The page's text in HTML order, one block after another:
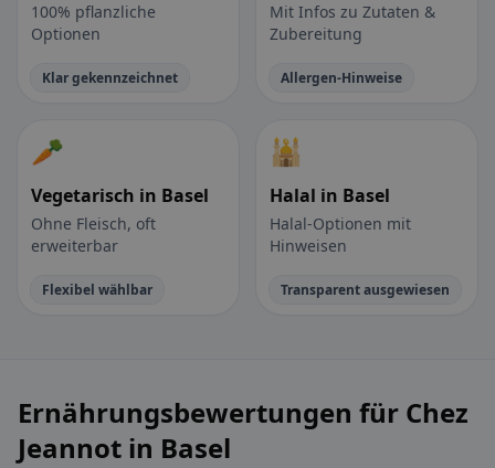
100% pflanzliche
Optionen
Klar gekennzeichnet
Mit Infos zu Zutaten &
Zubereitung
Allergen-Hinweise
🥕
Vegetarisch in Basel
Ohne Fleisch, oft
erweiterbar
Flexibel wählbar
🕌
Halal in Basel
Halal-Optionen mit
Hinweisen
Transparent ausgewiesen
Ernährungsbewertungen für Chez
Jeannot in Basel